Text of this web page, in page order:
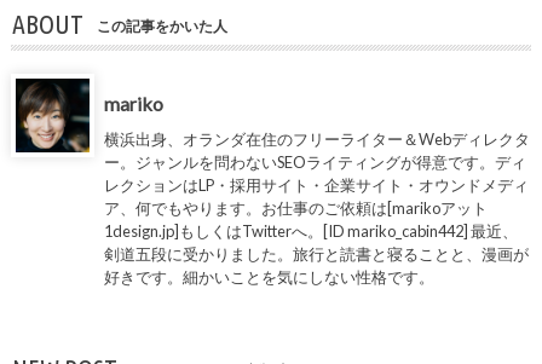
ABOUT この記事をかいた人
mariko
横浜出身、オランダ在住のフリーライター＆Webディレクタ
ー。ジャンルを問わないSEOライティングが得意です。ディ
レクションはLP・採用サイト・企業サイト・オウンドメディ
ア、何でもやります。お仕事のご依頼は[marikoアット
1design.jp]もしくはTwitterへ。[ID mariko_cabin442] 最近、
剣道五段に受かりました。旅行と読書と寝ることと、漫画が
好きです。細かいことを気にしない性格です。